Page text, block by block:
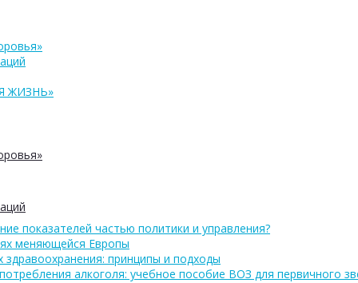
ЖИЗНЬ»
показателей частью политики и управления?
меняющейся Европы
здравоохранения: принципы и подходы
алкоголя: учебное пособие ВОЗ для первичного